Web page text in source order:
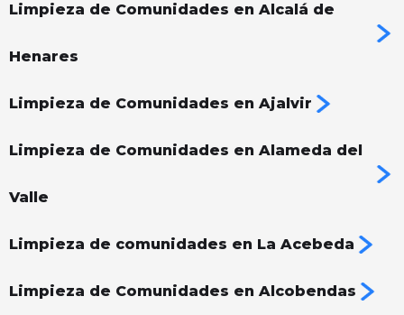
Limpieza de Comunidades en Alcalá de
Henares
Limpieza de Comunidades en Ajalvir
Limpieza de Comunidades en Alameda del
Valle
Limpieza de comunidades en La Acebeda
Limpieza de Comunidades en Alcobendas